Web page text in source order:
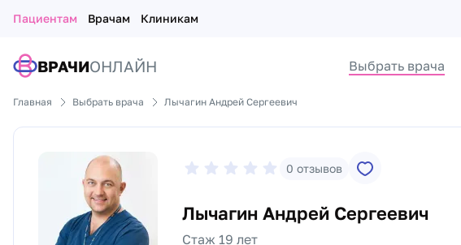
Пациентам Врачам Клиникам
ВРАЧИОНЛАЙН Выбрать врача
Главная Выбрать врача Лычагин Андрей Сергеевич
0 отзывов
Лычагин Андрей Сергеевич
Стаж 19 лет